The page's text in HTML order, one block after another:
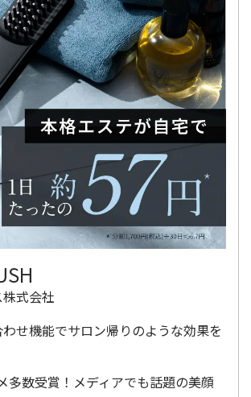
式会社
せ機能でサロン帰りのような効果を
多数受賞！メディアでも話題の美顔